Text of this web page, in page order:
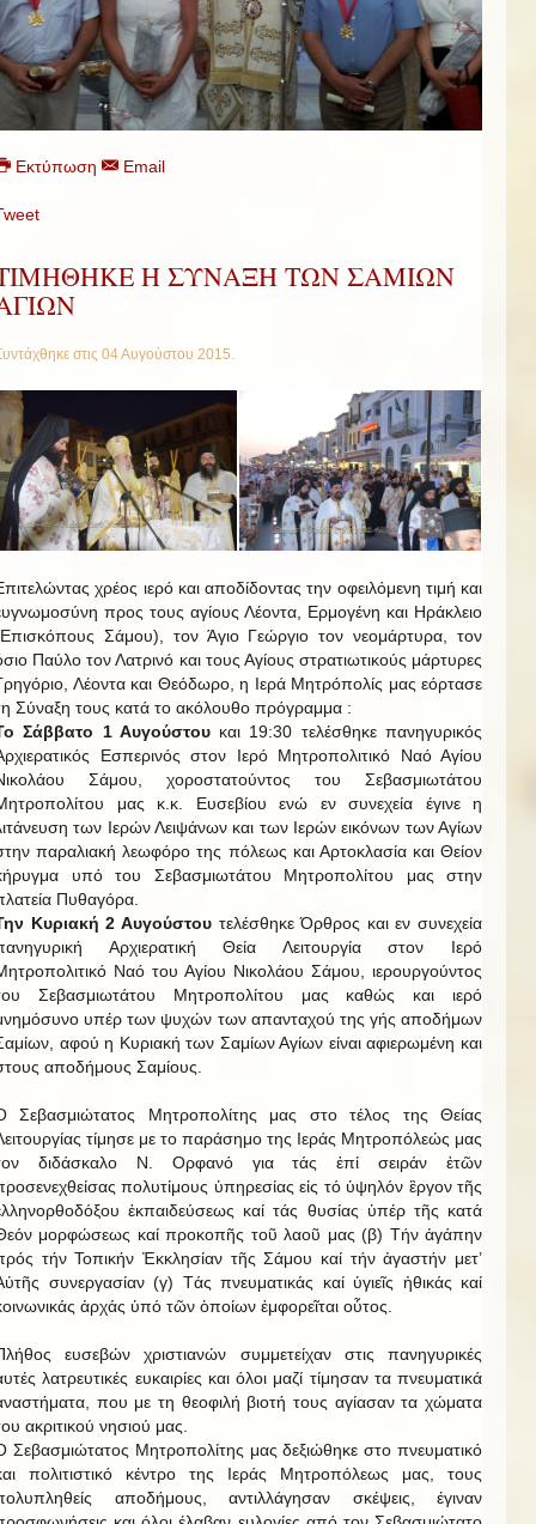
Εκτύπωση Email
Η ΣΥΝΑΞΗ ΤΩΝ ΣΑΜΙΩΝ
στις 04 Αυγούστου 2015.
χρέος ιερό και αποδίδοντας την οφειλόμενη τιμή και
προς τους αγίους Λέοντα, Ερμογένη και Ηράκλειο
Σάμου), τον Άγιο Γεώργιο τον νεομάρτυρα, τον
Παύλο τον Λατρινό και τους Αγίους στρατιωτικούς μάρτυρες
Λέοντα και Θεόδωρο, η Ιερά Μητρόπολίς μας εόρτασε
Σύναξη τους κατά το ακόλουθο πρόγραμμα :
Σάββατο 1 Αυγούστουκαι 19:30 τελέσθηκε πανηγυρικός
Εσπερινός στον Ιερό Μητροπολιτικό Ναό Αγίου
Σάμου, χοροστατούντος του Σεβασμιωτάτου
μας κ.κ. Ευσεβίου ενώ εν συνεχεία έγινε η
των Ιερών Λειψάνων και των Ιερών εικόνων των Αγίων
παραλιακή λεωφόρο της πόλεως και Αρτοκλασία και Θείον
υπό του Σεβασμιωτάτου Μητροπολίτου μας στην
Πυθαγόρα.
Κυριακή 2 Αυγούστουτελέσθηκε Όρθρος και εν συνεχεία
Αρχιερατική Θεία Λειτουργία στον Ιερό
Ναό του Αγίου Νικολάου Σάμου, ιερουργούντος
Σεβασμιωτάτου Μητροπολίτου μας καθώς και ιερό
υπέρ των ψυχών των απανταχού της γής αποδήμων
αφού η Κυριακή των Σαμίων Αγίων είναι αφιερωμένη και
αποδήμους Σαμίους.
Σεβασμιώτατος Μητροπολίτης μας στο τέλος της Θείας
τίμησε με το παράσημο της Ιεράς Μητροπόλεώς μας
διδάσκαλο Ν. Ορφανό για τάς ἐπί σειράν ἐτῶν
πολυτίμους ὑπηρεσίας εἰς τό ὑψηλόν ἒργον τῆς
ἐκπαιδεύσεως καί τάς θυσίας ὑπέρ τῆς κατά
μορφώσεως καί προκοπῆς τοῦ λαοῦ μας (β) Τήν ἀγάπην
τήν Τοπικήν Ἐκκλησίαν τῆς Σάμου καί τήν ἀγαστήν μετ’
συνεργασίαν (γ) Τάς πνευματικάς καί ὑγιεῖς ἠθικάς καί
ἀρχάς ὑπό τῶν ὁποίων ἐμφορεῖται οὗτος.
ευσεβών χριστιανών συμμετείχαν στις πανηγυρικές
λατρευτικές ευκαιρίες και όλοι μαζί τίμησαν τα πνευματικά
που με τη θεοφιλή βιοτή τους αγίασαν τα χώματα
ακριτικού νησιού μας.
Σεβασμιώτατος Μητροπολίτης μας δεξιώθηκε στο πνευματικό
πολιτιστικό κέντρο της Ιεράς Μητροπόλεως μας, τους
αποδήμους, αντιλλάγησαν σκέψεις, έγιναν